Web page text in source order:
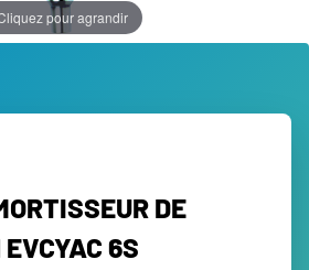
pour agrandir
DE
6S